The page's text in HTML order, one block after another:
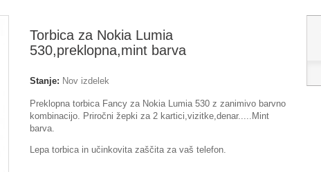
Torbica za Nokia Lumia
530,preklopna,mint barva
Stanje: Nov izdelek
Preklopna torbica Fancy za Nokia Lumia 530 z zanimivo barvno
kombinacijo. Priročni žepki za 2 kartici,vizitke,denar.....Mint
barva.
Lepa torbica in učinkovita zaščita za vaš telefon.